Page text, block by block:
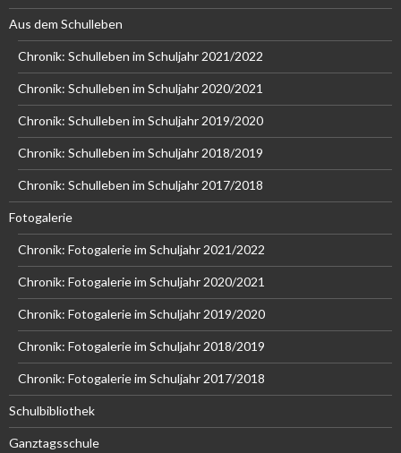
Aus dem Schulleben
Chronik: Schulleben im Schuljahr 2021/2022
Chronik: Schulleben im Schuljahr 2020/2021
Chronik: Schulleben im Schuljahr 2019/2020
Chronik: Schulleben im Schuljahr 2018/2019
Chronik: Schulleben im Schuljahr 2017/2018
Fotogalerie
Chronik: Fotogalerie im Schuljahr 2021/2022
Chronik: Fotogalerie im Schuljahr 2020/2021
Chronik: Fotogalerie im Schuljahr 2019/2020
Chronik: Fotogalerie im Schuljahr 2018/2019
Chronik: Fotogalerie im Schuljahr 2017/2018
Schulbibliothek
Ganztagsschule